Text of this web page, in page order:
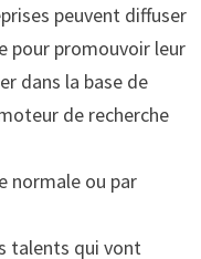
peuvent diffuser
pour promouvoir leur
dans la base de
de recherche
normale ou par
talents qui vont